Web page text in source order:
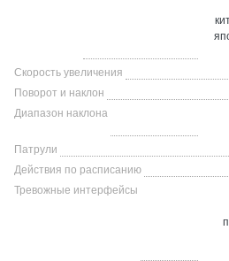
Скорость увеличения
Поворот и наклон
Диапазон наклона
Патрули
Действия по расписанию
Тревожные интерфейсы